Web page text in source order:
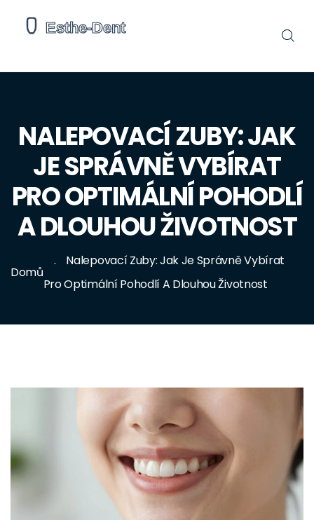
NALEPOVACÍ ZUBY: JAK
JE SPRÁVNĚ VYBÍRAT
PRO OPTIMÁLNÍ POHODLÍ
A DLOUHOU ŽIVOTNOST
Domů
Nalepovací Zuby: Jak Je Správně Vybírat
Pro Optimální Pohodlí A Dlouhou Životnost